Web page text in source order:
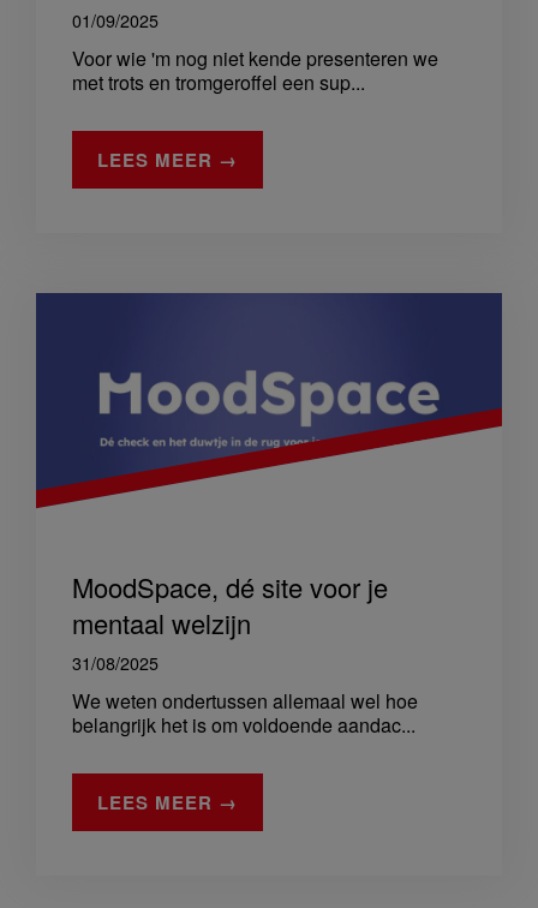
01/09/2025
Voor wie 'm nog niet kende presenteren we
met trots en tromgeroffel een sup...
LEES MEER →
MoodSpace, dé site voor je
mentaal welzijn
31/08/2025
We weten ondertussen allemaal wel hoe
belangrijk het is om voldoende aandac...
LEES MEER →